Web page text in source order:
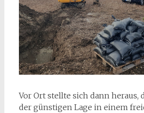
Vor Ort stellte sich dann heraus,
der günstigen Lage in einem